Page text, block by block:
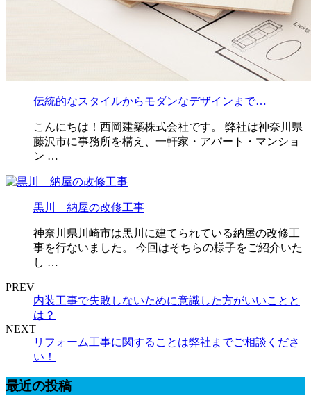
伝統的なスタイルからモダンなデザインまで…
こんにちは！西岡建築株式会社です。 弊社は神奈川県
藤沢市に事務所を構え、一軒家・アパート・マンショ
ン …
黒川 納屋の改修工事
神奈川県川崎市は黒川に建てられている納屋の改修工
事を行ないました。 今回はそちらの様子をご紹介いた
し …
PREV
内装工事で失敗しないために意識した方がいいことと
は？
NEXT
リフォーム工事に関することは弊社までご相談くださ
い！
最近の投稿